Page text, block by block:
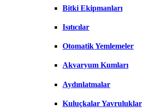
Bitki Ekipmanları
Isıtıcılar
Otomatik Yemlemeler
Akvaryum Kumları
Aydınlatmalar
Kuluçkalar Yavruluklar